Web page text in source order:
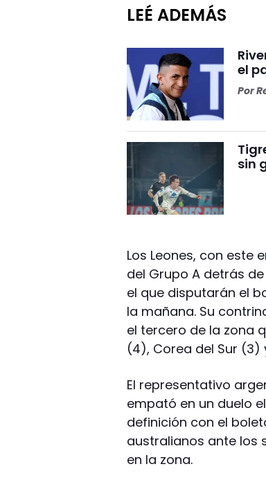
LEÉ ADEMÁS
el
Por
sin
Los Leones, con este
del Grupo A detrás
el que disputarán el
la mañana. Su
el tercero de la zona
(4), Corea del Sur (3)
El representativo
empató en un duelo
definición con el
australianos ante los
en la zona.